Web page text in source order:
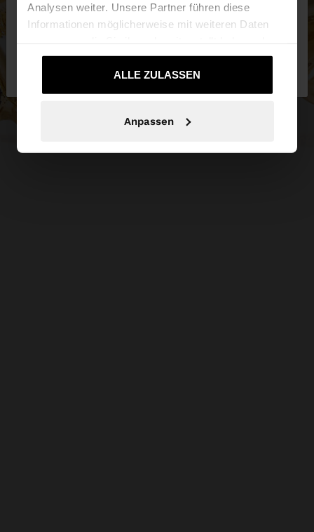
Analysen weiter. Unsere Partner führen diese
Informationen möglicherweise mit weiteren Daten
die sie im Rahmen Ihrer Nutzung der Dienste
gesammelt haben.ALLE ZULASSEN
Anpassen
Ja, bringen Sie mich zu
United States